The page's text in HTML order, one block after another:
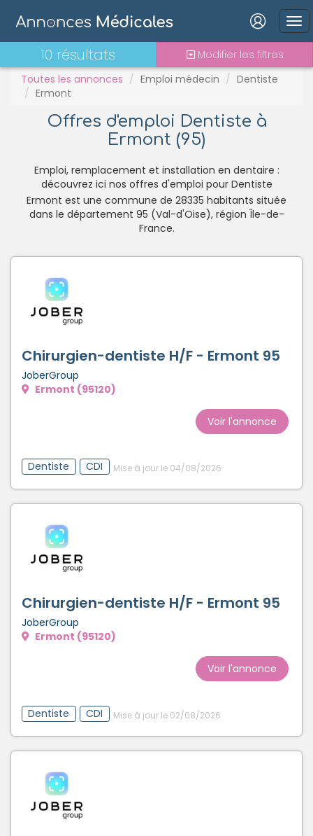
Connexion
Mot de passe oublié ?
Connexion
Se connecter avec Google
Se connecter avec Facebook
Se connecter avec LinkedIn
Toutes les annonces Emploi médecin
Dentiste
Ermont
10 résultats Modifier les filtres
PH
Stages - alternance
Statut TNS
Vacations
Offres d'emploi Dentiste à
Ermont (95)
Emploi, remplacement et installation en dentaire :
découvrez ici nos offres d'emploi pour Dentiste
Ermont est une commune de 28335 habitants située
dans le département 95 (Val-d'Oise), région Île-de-
France.
Chirurgien-dentiste H/F - Ermont 95
JoberGroup
Ermont (95120)
Voir l'annonce
Dentiste CDI Mise à jour le 04/08/2026
Chirurgien-dentiste H/F - Ermont 95
JoberGroup
Ermont (95120)
Voir l'annonce
Dentiste CDI Mise à jour le 02/08/2026